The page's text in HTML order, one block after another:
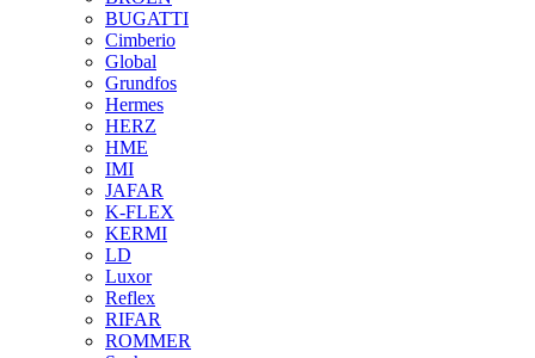
BUGATTI
Cimberio
Global
Grundfos
Hermes
HERZ
HME
IMI
JAFAR
K-FLEX
KERMI
LD
Luxor
Reflex
RIFAR
ROMMER